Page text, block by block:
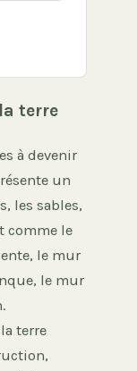
terre
à devenir
un
les sables,
comme le
le mur
le mur
terre